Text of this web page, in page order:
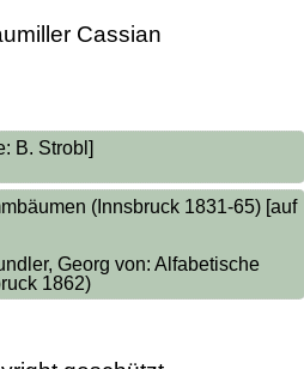
Cassian
B. Strobl]
(Innsbruck 1831-65) [auf
Georg von: Alfabetische
1862)